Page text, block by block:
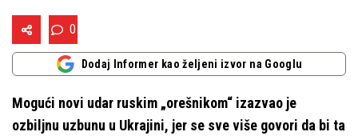
0
Dodaj Informer kao željeni izvor na Googlu
Mogući novi udar ruskim „orešnikom“ izazvao je
ozbiljnu uzbunu u Ukrajini, jer se sve više govori da bi ta